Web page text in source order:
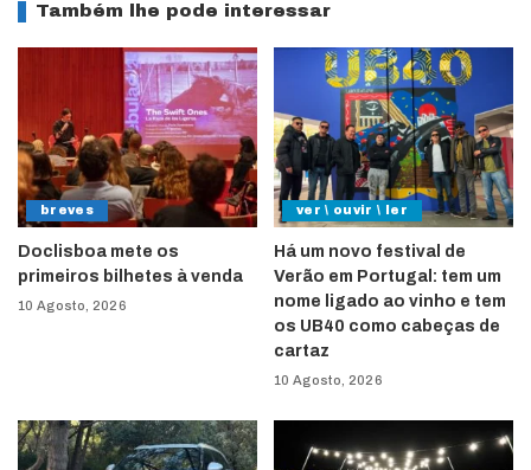
Também lhe pode interessar
breves
Doclisboa mete os
primeiros bilhetes à venda
10 Agosto, 2026
ver \ ouvir \ ler
Há um novo festival de
Verão em Portugal: tem um
nome ligado ao vinho e tem
os UB40 como cabeças de
cartaz
10 Agosto, 2026